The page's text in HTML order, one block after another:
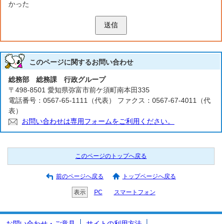
かった
送信
このページに関するお問い合わせ
総務部 総務課 行政グループ
〒498-8501 愛知県弥富市前ケ須町南本田335
電話番号：0567-65-1111（代表） ファクス：0567-67-4011（代
表）
お問い合わせは専用フォームをご利用ください。
このページのトップへ戻る
前のページへ戻る トップページへ戻る
表示 PC スマートフォン